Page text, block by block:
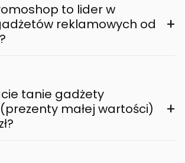
to lider w
reklamowych od
+
tanie gadżety
małej wartości)
+